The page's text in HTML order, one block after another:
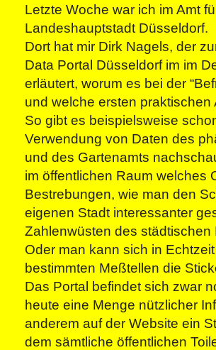
Letzte Woche war ich im Amt
Landeshauptstadt Düsseldorf.
Dort hat mir Dirk Nagels, der
Data Portal Düsseldorf im im
erläutert, worum es bei der
und welche ersten
So gibt es beispielsweise
Verwendung von Daten des
und des Gartenamts
im öffentlichen Raum welches
Bestrebungen, wie man den
eigenen Stadt interessanter
Zahlenwüsten des
Oder man kann sich in
bestimmten Meßtellen die
Das Portal befindet sich zwar
heute eine Menge nützlicher
anderem auf der Website ein
dem sämtliche öffentlichen